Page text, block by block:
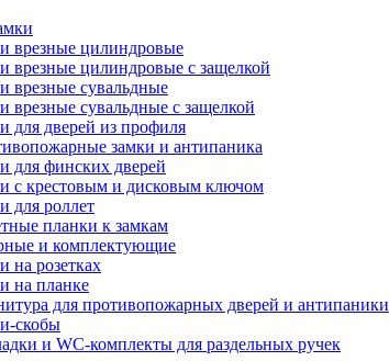
врезные цилиндровые
врезные цилиндровые с защелкой
врезные сувальдные
врезные сувальдные с защелкой
для дверей из профиля
замки и антипаника
для финских дверей
с крестовым и дисковым ключом
для роллет
планки к замкам
и комплектующие
на розетках
на планке
для противопожарных дверей и антипаники
скобы
и WC-комплекты для раздельных ручек